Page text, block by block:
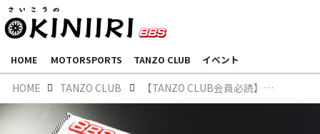
HOME MOTORSPORTS TANZO CLUB イベント
HOME TANZO CLUB 【TANZO CLUB会員必読】ポイント交換でオリジナルグッズをGETしよう！